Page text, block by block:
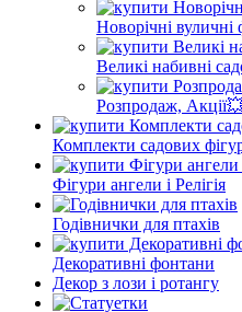
Новорічні вуличні
Великі набивні
Розпродаж,
Комплекти садових
Фігури ангели і Релігія
Годівнички для птахів
Декоративні фонтани
Декор з лози і ротангу